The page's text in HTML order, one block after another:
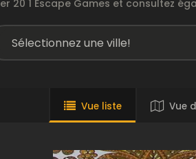
20 1 Escape Games et consultez
Vue liste Vue